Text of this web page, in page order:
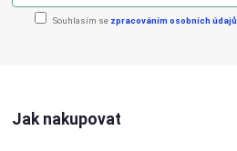
Souhlasím se zpracováním osobních údajů
Jak nakupovat